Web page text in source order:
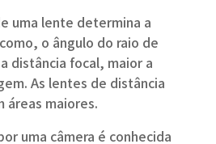
uma lente determina a
o ângulo do raio de
distância focal, maior a
As lentes de distância
áreas maiores.
uma câmera é conhecida